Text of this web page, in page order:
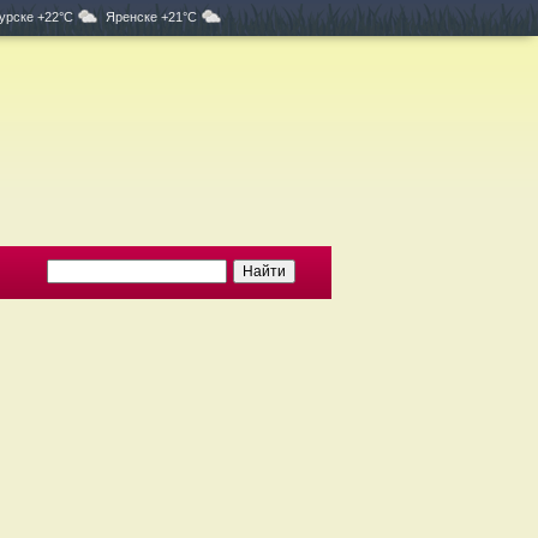
+22°C Яренске +21°C